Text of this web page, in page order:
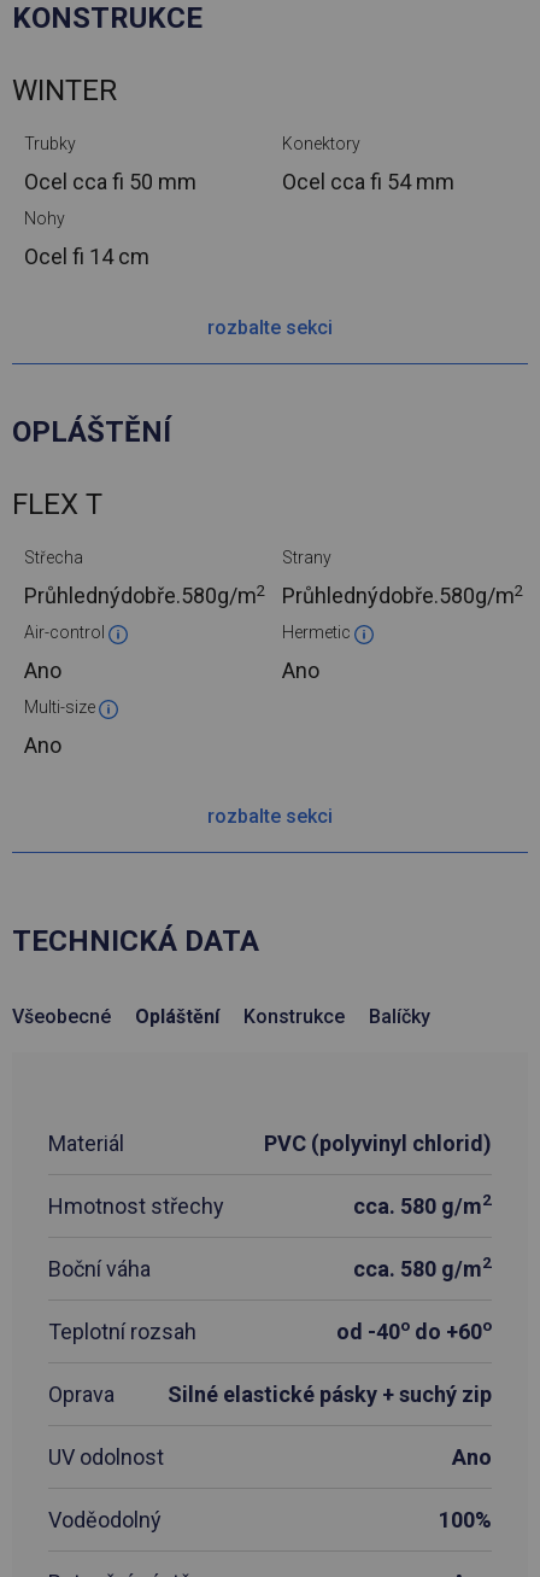
KONSTRUKCE
WINTER
Trubky
Ocel ccafi 50 mm
Konektory
Ocel ccafi 54 mm
Nohy
Ocel fi 14 cm
rozbalte sekci
OPLÁŠTĚNÍ
FLEX T
Střecha
Průhlednýdobře.580g/m2
Strany
Průhlednýdobře.580g/m2
Air-control
Ano
Hermetic
Ano
Multi-size
Ano
rozbalte sekci
TECHNICKÁ DATA
Všeobecné Opláštění Konstrukce Balíčky
Materiál PVC (polyvinyl chlorid)
Hmotnost střechy cca. 580 g/m2
Boční váha cca. 580 g/m2
Teplotní rozsah od -40o do +60o
Oprava Silné elastické pásky + suchý zip
UV odolnost Ano
Voděodolný 100%